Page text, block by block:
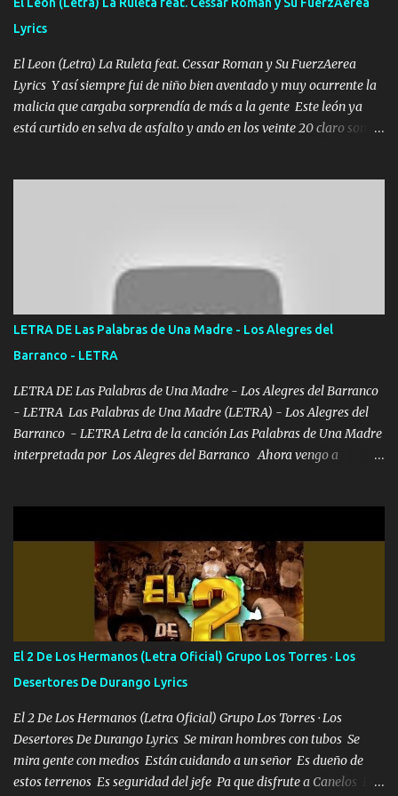
Lyrics
El Leon (Letra) La Ruleta feat. Cessar Roman y Su FuerzAerea
Lyrics Y así siempre fui de niño bien aventado y muy ocurrente la
malicia que cargaba sorprendía de más a la gente Este león ya
está curtido en selva de asfalto y ando en los veinte 20 claro son
Ya pasé varias hazañas ya tienen rato que me agarran el colmillo
de este León los estatales no sé esperaron Al tiro esta la PrimiZa
también la nueve que cargo al lado doy la mano al que su amigo y
al traicionero damos pa abajo Y No me paran aquí hay pa más
pues hay charola les voy a dar hasta topar pues no hay de otra...
LETRA DE Las Palabras de Una Madre - Los Alegres del
Barranco - LETRA
LETRA DE Las Palabras de Una Madre - Los Alegres del Barranco
- LETRA Las Palabras de Una Madre (LETRA) - Los Alegres del
Barranco - LETRA Letra de la canción Las Palabras de Una Madre
interpretada por Los Alegres del Barranco Ahora vengo a
quiso, él tiempo sigue pasando y nunca te olvidaremos, aquí
seguiré esperando hasta volvernos a vernos El recuerdo que yo
tengo de mi mente no se va, en mi corazón me llevo lo mismo que
tu papá, a veces me pongo triste porque no puedo mirarte, mas se
que tu me escuchas porque tu eres mi gran ángel, El desespero me
llega para reunirme contigo, tu iluminas mi sendero por siempre
serás mi niño, del amor que yo te tengo es co...
El 2 De Los Hermanos (Letra Oficial) Grupo Los Torres · Los
Desertores De Durango Lyrics
El 2 De Los Hermanos (Letra Oficial) Grupo Los Torres · Los
Desertores De Durango Lyrics Se miran hombres con tubos Se
mira gente con medios Están cuidando a un señor Es dueño de
estos terrenos Es seguridad del jefe Pa que disfrute a Canelos Es